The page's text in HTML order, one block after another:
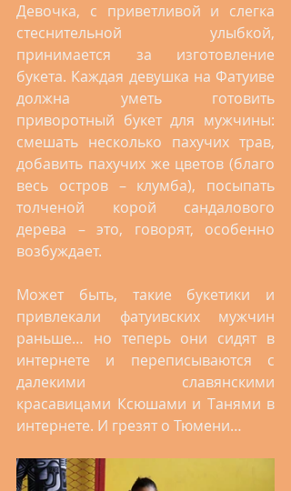
Девочка, с приветливой и слегка
стеснительной улыбкой,
принимается за изготовление
букета. Каждая девушка на Фатуиве
должна уметь готовить
приворотный букет для мужчины:
смешать несколько пахучих трав,
добавить пахучих же цветов (благо
весь остров – клумба), посыпать
толченой корой сандалового
дерева – это, говорят, особенно
возбуждает.
Может быть, такие букетики и
привлекали фатуивских мужчин
раньше… но теперь они сидят в
интернете и переписываются с
далекими славянскими
красавицами Ксюшами и Танями в
интернете. И грезят о Тюмени…